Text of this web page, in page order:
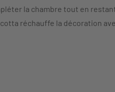
la chambre tout en
réchauffe la décoration